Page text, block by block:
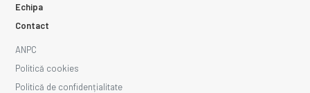
Echipa
Contact
ANPC
Politică cookies
Politică de confidențialitate